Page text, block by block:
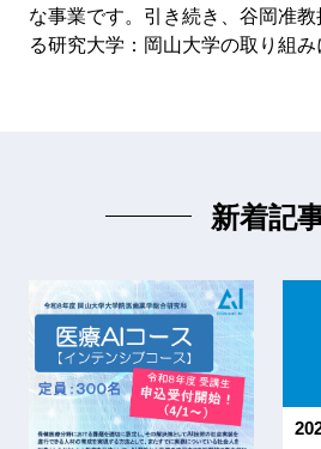
な事業です。引き続き、谷岡准
る研究大学：岡山大学の取り組み
新着記